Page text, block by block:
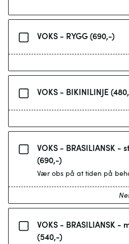
VOKS - RYGG (690,-)
VOKS - BIKINILINJE
VOKS - BRASILIANSK -
(690,-)
Vær obs på at tiden på
VOKS - BRASILIANSK -
(540,-)